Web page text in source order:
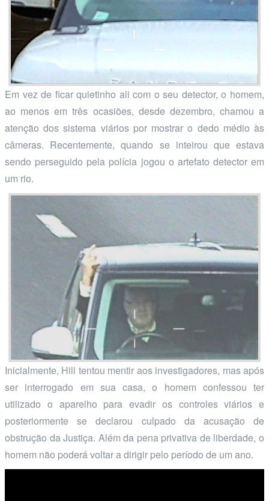
Em vez de ficar quietinho ali com o seu detector, o homem,
ao menos em três ocasiões, desde dezembro, chamou a
atenção dos sistema viários por mostrar o dedo médio às
câmeras. Recentemente, quando se inteirou que estava
sendo perseguido pela polícia jogou o artefato detector em
um rio.
Inicialmente, Hill tentou mentir aos investigadores, mas após
ser interrogado em sua casa, o homem confessou ter
utilizado o aparelho para evadir os controles viários e
posteriormente se declarou culpado da acusação de
obstrução da Justiça. Além da pena privativa de liberdade, o
homem não poderá voltar a dirigir pelo período de um ano.